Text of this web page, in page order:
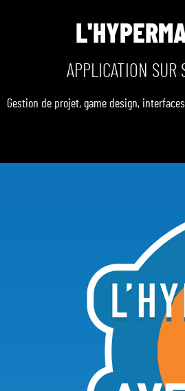
APPLICATION SUR
Gestion de projet, game design,